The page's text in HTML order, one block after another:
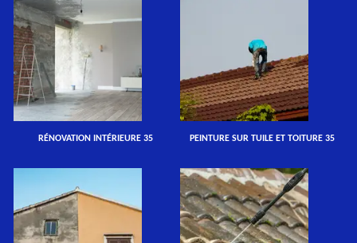
RÉNOVATION INTÉRIEURE 35 PEINTURE SUR TUILE ET TOITURE 35